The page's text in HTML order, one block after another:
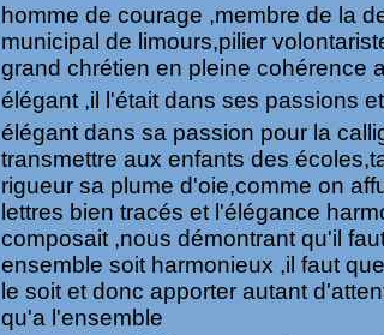
homme de courage ,membre de la
municipal de limours,pilier
grand chrétien en pleine cohérence
élégant ,il l'était dans ses passions
élégant dans sa passion pour la
transmettre aux enfants des
rigueur sa plume d'oie,comme on
lettres bien tracés et l'élégance
composait ,nous démontrant qu'il
ensemble soit harmonieux ,il faut
le soit et donc apporter autant
qu'a l'ensemble